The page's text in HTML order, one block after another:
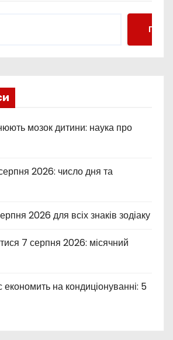
мозок дитини: наука про
2026: число дня та
2026 для всіх знаків зодіаку
7 серпня 2026: місячний
економить на кондиціонуванні: 5